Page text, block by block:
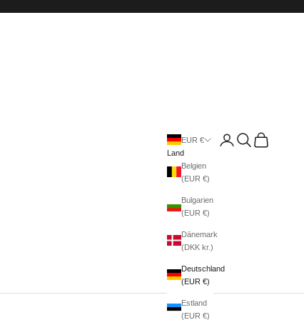
EUR €
Land
Belgien
(EUR €)
Bulgarien
(EUR €)
Dänemark
(DKK kr.)
Deutschland
(EUR €)
Estland
(EUR €)
AnmeldenSuchenWarenkorb